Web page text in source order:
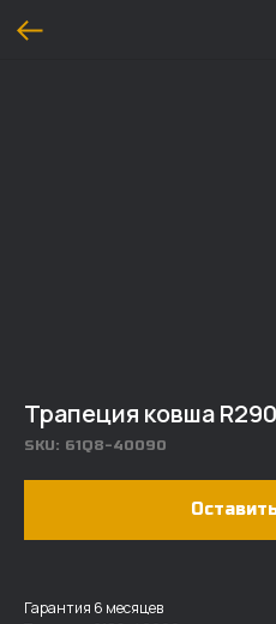
Трапеция ковша
SKU: 61Q8-40090
Гарантия 6 месяцев